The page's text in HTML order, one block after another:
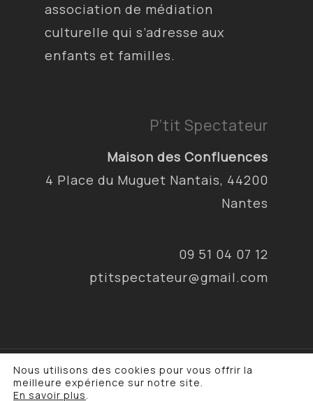
association de médiation
culturelle qui s’adresse aux
enfants et familles.
P’tit Spectateur
Maison des Confluences
4 Place du Muguet Nantais, 44200
Nantes
09 51 04 07 12
ptitspectateur@gmail.com
© 2026 P'tit Spectateur & Cie. •Mentions
légales•Politique de confidentialité
Nous utilisons des cookies pour vous offrir la
meilleure expérience sur notre site.
En savoir plus.